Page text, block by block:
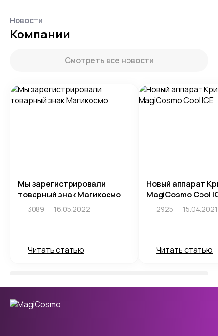
Новости
Компании
Смотреть все новости
Мы зарегистрировали
товарный знак Магикосмо
3089 16.05.2022
Читать статью
Новый аппарат
MagiCosmo Cool
2925 15.04.2021
Читать статью